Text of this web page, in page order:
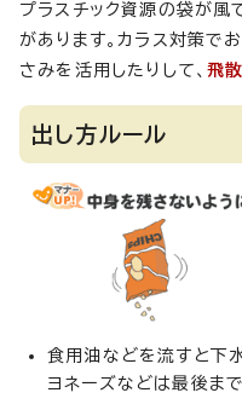
プラスチック資源の袋が風
があります。カラス対策で
さみを活用したりして、飛
出し方ルール
食用油などを流すと下
ヨネーズなどは最後まで